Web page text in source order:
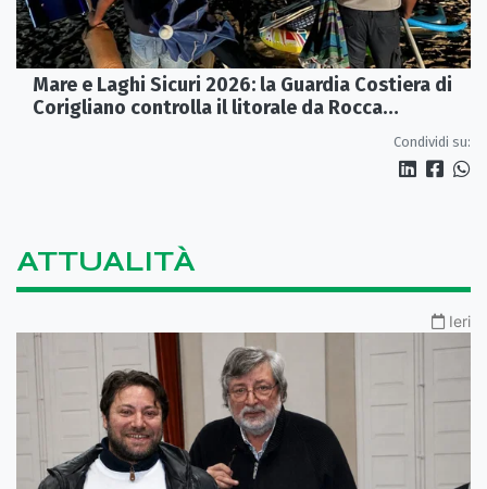
Mare e Laghi Sicuri 2026: la Guardia Costiera di
Corigliano controlla il litorale da Rocca
Condividi su:
ATTUALITÀ
Ieri